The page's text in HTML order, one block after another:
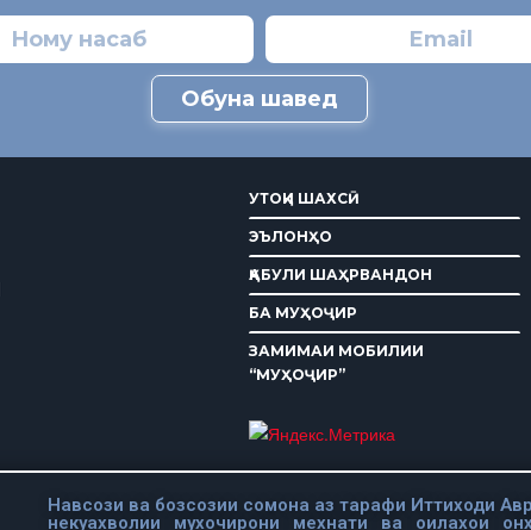
Обуна шавед
УТОҚИ ШАХСӢ
ЭЪЛОНҲО
ҚАБУЛИ ШАҲРВАНДОН
БА МУҲОҶИР
ЗАМИМАИ МОБИЛИИ
“МУҲОҶИР”
Навсози ва бозсозии сомона аз тарафи Иттиходи
некуахволии мухочирони мехнати ва оилахои